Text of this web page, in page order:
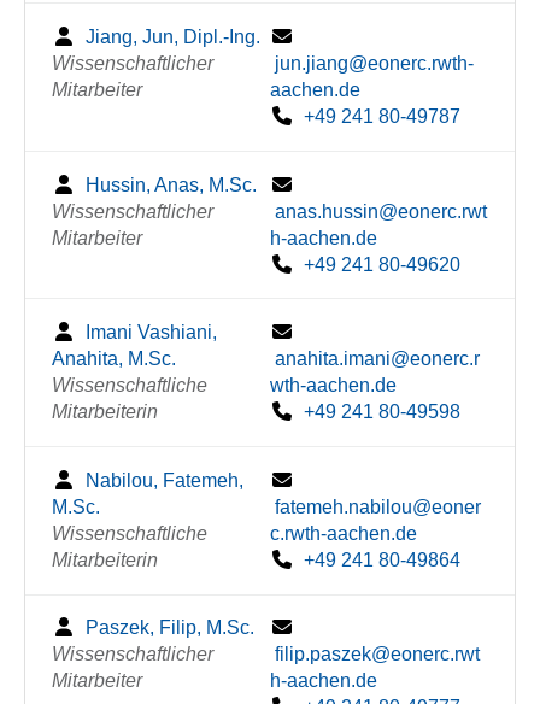
Jiang, Jun, Dipl.-Ing.
Wissenschaftlicher
Mitarbeiter
jun.jiang@eonerc.rwth-
aachen.de
+49 241 80-49787
Hussin, Anas, M.Sc.
Wissenschaftlicher
Mitarbeiter
anas.hussin@eonerc.rwt
h-aachen.de
+49 241 80-49620
Imani Vashiani,
Anahita, M.Sc.
Wissenschaftliche
Mitarbeiterin
anahita.imani@eonerc.r
wth-aachen.de
+49 241 80-49598
Nabilou, Fatemeh,
M.Sc.
Wissenschaftliche
Mitarbeiterin
fatemeh.nabilou@eoner
c.rwth-aachen.de
+49 241 80-49864
Paszek, Filip, M.Sc.
Wissenschaftlicher
Mitarbeiter
filip.paszek@eonerc.rwt
h-aachen.de